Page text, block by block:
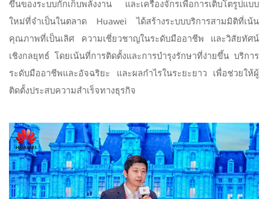
ขึ้นของระบบกักเก็บพลังงาน และเครื่องจักรเพื่อการเติบโตรูปแบบ
ใหม่ที่จำเป็นในตลาด Huawei ได้สร้างระบบบริการสามมิติที่เน้น
คุณภาพที่เป็นเลิศ ความเชี่ยวชาญในระดับมืออาชีพ และวิสัยทัศน์
เชิงกลยุทธ์ โดยเน้นที่การติดตั้งและการบำรุงรักษาที่ง่ายขึ้น บริการ
ระดับมืออาชีพและอัจฉริยะ และผลกำไรในระยะยาว เพื่อช่วยให้ผู้
ติดตั้งประสบความสำเร็จทางธุรกิจ